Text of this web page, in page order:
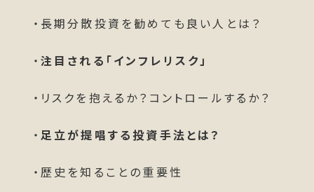
・長期分散投資を勧めても良い人とは？
・ 注目される「インフレリスク」
・リスクを抱えるか？コントロールするか？
・ 足立が提唱する投資手法とは？
・歴史を知ることの重要性